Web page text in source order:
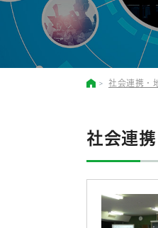
社会連携・
社会連